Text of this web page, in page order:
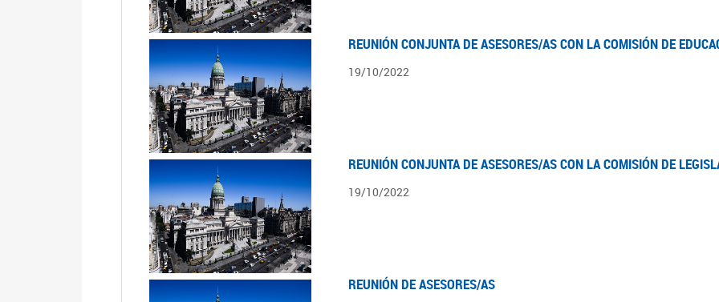
REUNIÓN CONJUNTA DE ASESORES/AS CON LA COMISIÓN DE
19/10/2022
REUNIÓN CONJUNTA DE ASESORES/AS CON LA COMISIÓN DE
19/10/2022
REUNIÓN DE ASESORES/AS